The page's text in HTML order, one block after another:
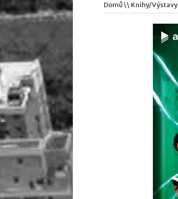
Domů\\ Knihy/Výstavy